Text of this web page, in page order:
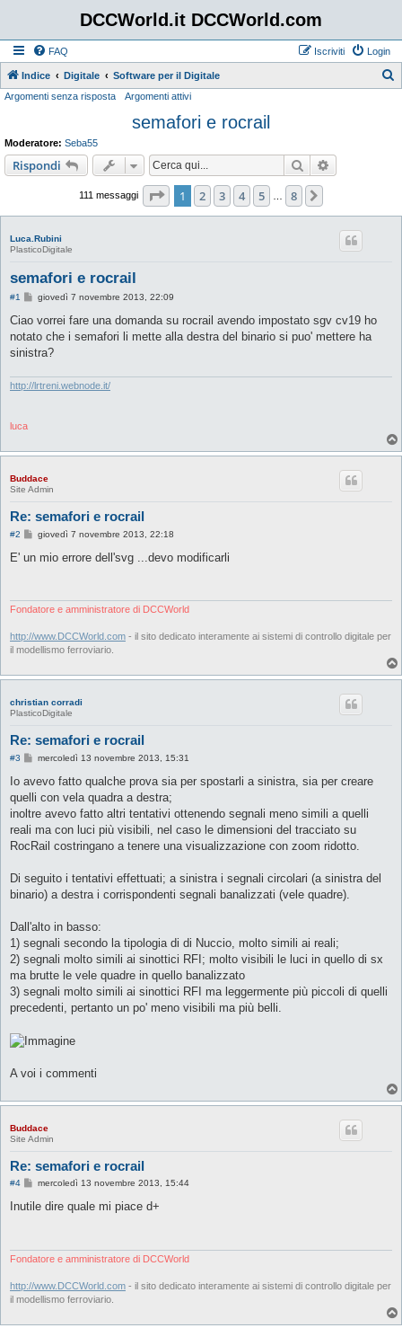
DCCWorld.it DCCWorld.com
FAQ Login
Iscriviti
Indice Digitale Software per il Digitale
Argomenti senza risposta Argomenti attivi
semafori e rocrail
Moderatore: Seba55
Rispondi Cerca
111 messaggi Pagina di
1 2 3 4 5 8
Luca.Rubini
PlasticoDigitale
semafori e rocrail
#1
M
s
a
g
o
giovedì 7 novembre 2013, 22:09
Ciao vorrei fare una domanda su rocrail avendo impostato sgv cv19 ho
notato che i semafori li mette alla destra del binario si puo' mettere ha
sinistra?
http://lrtreni.webnode.it/
luca
Buddace
Site Admin
Re: semafori e rocrail
#2
M
s
i
giovedì 7 novembre 2013, 22:18
E' un mio errore dell'svg ...devo modificarli
Fondatore e amministratore di DCCWorld
http://www.DCCWorld.com - il sito dedicato interamente ai sistemi di controllo digitale per
il modellismo ferroviario.
christian corradi
PlasticoDigitale
Re: semafori e rocrail
#3
M
s
a
g
o
mercoledì 13 novembre 2013, 15:31
Io avevo fatto qualche prova sia per spostarli a sinistra, sia per creare
quelli con vela quadra a destra;
inoltre avevo fatto altri tentativi ottenendo segnali meno simili a quelli
reali ma con luci più visibili, nel caso le dimensioni del tracciato su
RocRail costringano a tenere una visualizzazione con zoom ridotto.
Di seguito i tentativi effettuati; a sinistra i segnali circolari (a sinistra del
binario) a destra i corrispondenti segnali banalizzati (vele quadre).
Dall'alto in basso:
1) segnali secondo la tipologia di di Nuccio, molto simili ai reali;
2) segnali molto simili ai sinottici RFI; molto visibili le luci in quello di sx
ma brutte le vele quadre in quello banalizzato
3) segnali molto simili ai sinottici RFI ma leggermente più piccoli di quelli
precedenti, pertanto un po' meno visibili ma più belli.
A voi i commenti
Buddace
Site Admin
Re: semafori e rocrail
#4
M
s
i
mercoledì 13 novembre 2013, 15:44
Inutile dire quale mi piace d+
Fondatore e amministratore di DCCWorld
http://www.DCCWorld.com - il sito dedicato interamente ai sistemi di controllo digitale per
il modellismo ferroviario.